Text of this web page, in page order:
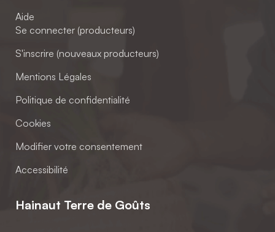
Aide
Se connecter (producteurs)
S'inscrire (nouveaux producteurs)
Mentions Légales
Politique de confidentialité
Cookies
Modifier votre consentement
Accessibilité
Hainaut Terre de Goûts